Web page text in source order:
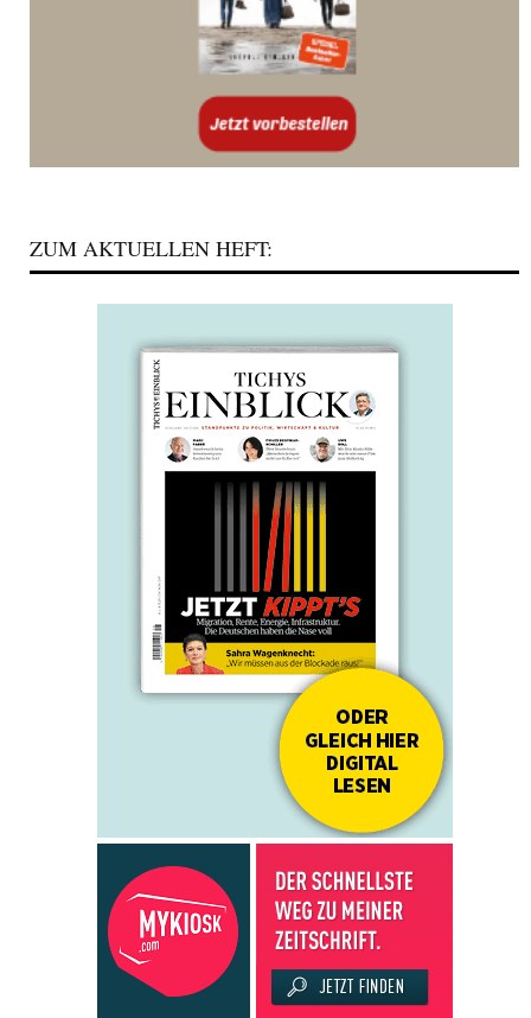
ZUM AKTUELLEN HEFT: